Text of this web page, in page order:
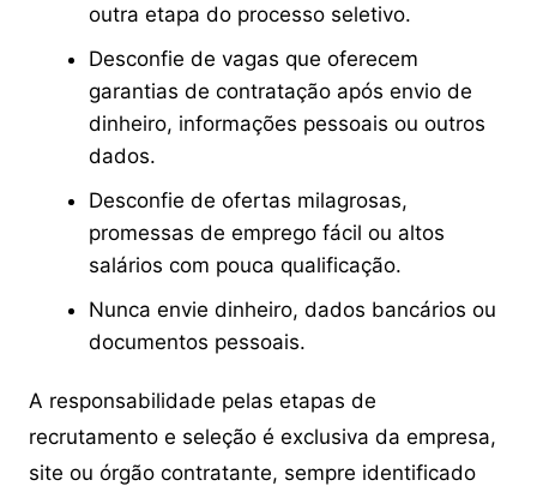
outra etapa do processo seletivo.
Desconfie de vagas que oferecem
garantias de contratação após envio de
dinheiro, informações pessoais ou outros
dados.
Desconfie de ofertas milagrosas,
promessas de emprego fácil ou altos
salários com pouca qualificação.
Nunca envie dinheiro, dados bancários ou
documentos pessoais.
A responsabilidade pelas etapas de
recrutamento e seleção é exclusiva da empresa,
site ou órgão contratante, sempre identificado